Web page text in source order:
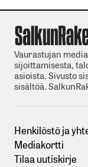
Vaurastujan
sijoittamisesta,
asioista. Sivusto
sisältöä.
Henkilöstö ja
Mediakortti
Tilaa uutiskirje